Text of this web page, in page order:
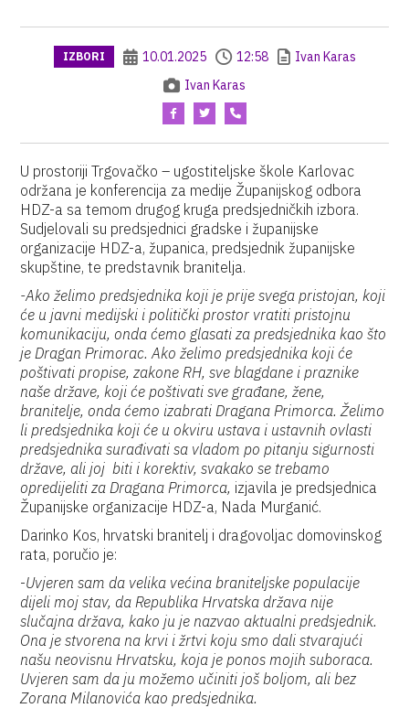
IZBORI 10.01.2025 12:58
Ivan Karas
Ivan Karas
U prostoriji Trgovačko – ugostiteljske škole Karlovac
održana je konferencija za medije Županijskog odbora
HDZ-a sa temom drugog kruga predsjedničkih izbora.
Sudjelovali su predsjednici gradske i županijske
organizacije HDZ-a, županica, predsjednik županijske
skupštine, te predstavnik branitelja.
-Ako želimo predsjednika koji je prije svega pristojan, koji
će u javni medijski i politički prostor vratiti pristojnu
komunikaciju, onda ćemo glasati za predsjednika kao što
je Dragan Primorac. Ako želimo predsjednika koji će
poštivati propise, zakone RH, sve blagdane i praznike
naše države, koji će poštivati sve građane, žene,
branitelje, onda ćemo izabrati Dragana Primorca. Želimo
li predsjednika koji će u okviru ustava i ustavnih ovlasti
predsjednika surađivati sa vladom po pitanju sigurnosti
države, ali joj biti i korektiv, svakako se trebamo
opredijeliti za Dragana Primorca, izjavila je predsjednica
Županijske organizacije HDZ-a, Nada Murganić.
Darinko Kos, hrvatski branitelj i dragovoljac domovinskog
rata, poručio je:
-Uvjeren sam da velika većina braniteljske populacije
dijeli moj stav, da Republika Hrvatska država nije
slučajna država, kako ju je nazvao aktualni predsjednik.
Ona je stvorena na krvi i žrtvi koju smo dali stvarajući
našu neovisnu Hrvatsku, koja je ponos mojih suboraca.
Uvjeren sam da ju možemo učiniti još boljom, ali bez
Zorana Milanovića kao predsjednika.